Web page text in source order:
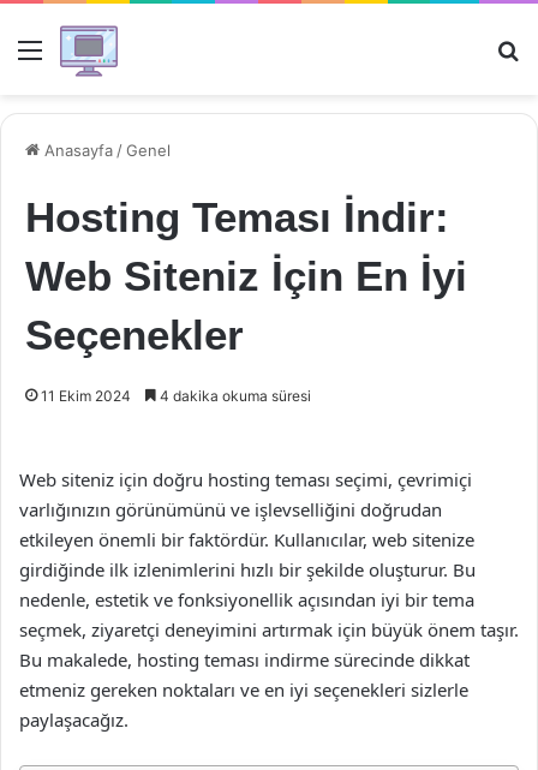
Menü
Anasayfa /Genel
Hosting Teması İndir:
Web Siteniz İçin En İyi
Seçenekler
11 Ekim 2024 4 dakika okuma süresi
Web siteniz için doğru hosting teması seçimi, çevrimiçi
varlığınızın görünümünü ve işlevselliğini doğrudan
etkileyen önemli bir faktördür. Kullanıcılar, web sitenize
girdiğinde ilk izlenimlerini hızlı bir şekilde oluşturur. Bu
nedenle, estetik ve fonksiyonellik açısından iyi bir tema
seçmek, ziyaretçi deneyimini artırmak için büyük önem taşır.
Bu makalede, hosting teması indirme sürecinde dikkat
etmeniz gereken noktaları ve en iyi seçenekleri sizlerle
paylaşacağız.